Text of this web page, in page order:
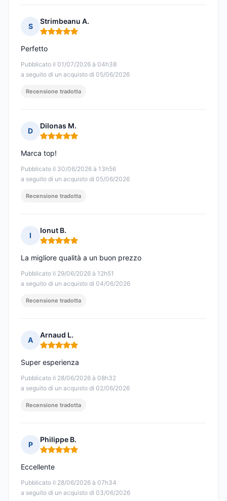
S
Strimbeanu A.
Nota: 5 su 5
Pubblicato il 01/07/2026 à 04h38
a seguito di un acquisto di 05/06/2026
Perfetto
Recensione tradotta
D
Dilonas M.
Nota: 5 su 5
Pubblicato il 30/06/2026 à 13h56
a seguito di un acquisto di 05/06/2026
Marca top!
Recensione tradotta
I
Ionut B.
Nota: 5 su 5
Pubblicato il 29/06/2026 à 12h51
a seguito di un acquisto di 04/06/2026
La migliore qualità a un buon prezzo
Recensione tradotta
A
Arnaud L.
Nota: 5 su 5
Pubblicato il 28/06/2026 à 08h32
a seguito di un acquisto di 02/06/2026
Super esperienza
Recensione tradotta
P
Philippe B.
Nota: 5 su 5
Pubblicato il 28/06/2026 à 07h34
a seguito di un acquisto di 03/06/2026
Eccellente